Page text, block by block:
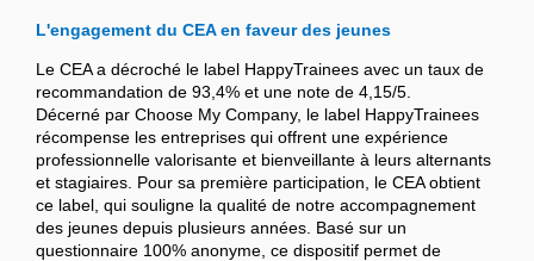
L'engagement du CEA en faveur des jeunes
Le CEA a décroché le label HappyTrainees avec un taux de
recommandation de 93,4% et une note de 4,15/5.
Décerné par Choose My Company, le label HappyTrainees
récompense les entreprises qui offrent une expérience
professionnelle valorisante et bienveillante à leurs alternants
et stagiaires. Pour sa première participation, le CEA obtient
ce label, qui souligne la qualité de notre accompagnement
des jeunes depuis plusieurs années. Basé sur un
questionnaire 100% anonyme, ce dispositif permet de